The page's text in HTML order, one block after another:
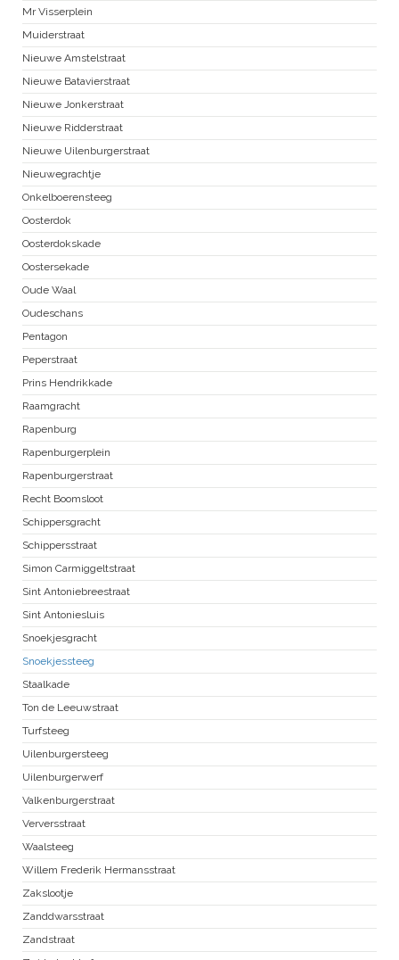
Mr Visserplein
Muiderstraat
Nieuwe Amstelstraat
Nieuwe Batavierstraat
Nieuwe Jonkerstraat
Nieuwe Ridderstraat
Nieuwe Uilenburgerstraat
Nieuwegrachtje
Onkelboerensteeg
Oosterdok
Oosterdokskade
Oostersekade
Oude Waal
Oudeschans
Pentagon
Peperstraat
Prins Hendrikkade
Raamgracht
Rapenburg
Rapenburgerplein
Rapenburgerstraat
Recht Boomsloot
Schippersgracht
Schippersstraat
Simon Carmiggeltstraat
Sint Antoniebreestraat
Sint Antoniesluis
Snoekjesgracht
Snoekjessteeg
Staalkade
Ton de Leeuwstraat
Turfsteeg
Uilenburgersteeg
Uilenburgerwerf
Valkenburgerstraat
Verversstraat
Waalsteeg
Willem Frederik Hermansstraat
Zakslootje
Zanddwarsstraat
Zandstraat